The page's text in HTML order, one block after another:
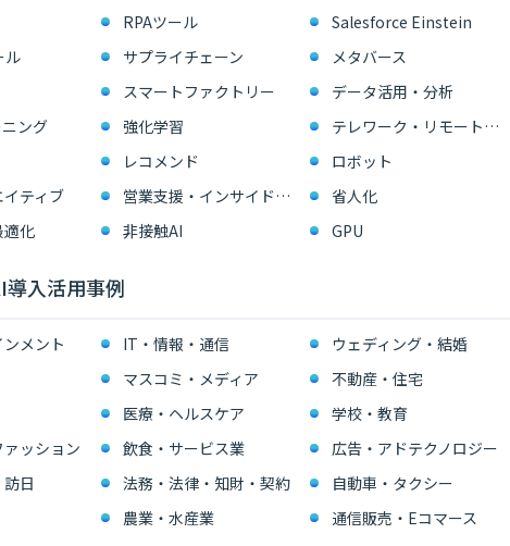
RPAツール Salesforce Einstein
ル
サプライチェーン メタバース
スマートファクトリー データ活用・分析
ング
強化学習 テレワーク・リモートワーク
レコメンド ロボット
ティブ
営業支援・インサイドセールス 省人化
適化
非接触AI GPU
導入活用事例
メント IT・情報・通信 ウェディング・結婚
マスコミ・メディア 不動産・住宅
医療・ヘルスケア 学校・教育
ッション
飲食・サービス業 広告・アドテクノロジー
日
法務・法律・知財・契約 自動車・タクシー
農業・水産業 通信販売・Eコマース